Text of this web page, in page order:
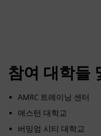
참여 대학들
AMRC 트레이닝 센터
애스턴 대학교
버밍엄 시티 대학교